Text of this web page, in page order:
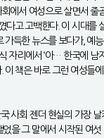
에서 여성으로 살면서 줄
다고 고백한다. 이 시대를
가득한 뉴스를 보다가, 예
자리에서 ‘아… 한국에 남
이 책은 바로 그런 여성들
사회 젠더 현실의 가장 날
을 그 말에서 시작된 여섯